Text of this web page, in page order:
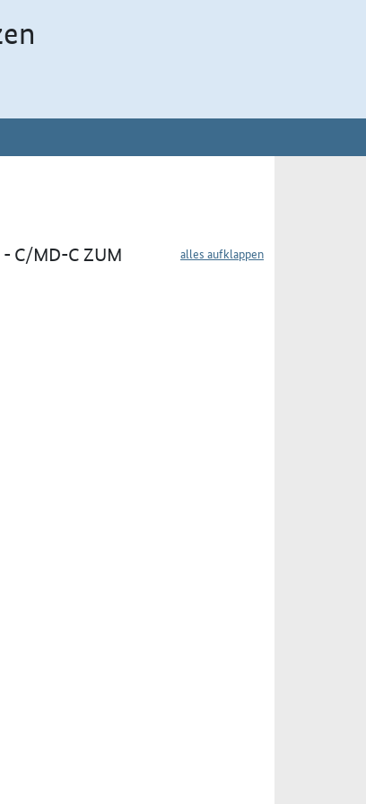
alles aufklappen
- C/MD-C ZUM